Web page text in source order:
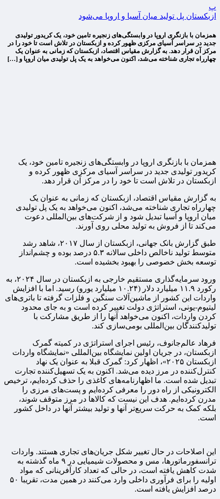
پ
ازبکستان پل تولید میان آسیا و اروپا می‌شود
همزمان با بازنگری اروپا در وابستگی‌های زنجیره تامین خود، یک کریدور تولیدی
جدید در سراسر آسیای مرکزی ظهور کرده و ازبکستان در تلاش است تا خود را در
مرکز آن قرار دهد. به گزارش مقیاس اقتصاد، ازبکستان که زمانی به عنوان یک
چهارراه تجاری شناخته می‌شد، اکنون می‌خواهد به یک پل تولیدی میان اروپا و […]
همزمان با بازنگری اروپا در وابستگی‌های زنجیره تامین خود، یک
کریدور تولیدی جدید در سراسر آسیای مرکزی ظهور کرده و
ازبکستان در تلاش است تا خود را در مرکز آن قرار دهد.
به گزارش مقیاس اقتصاد، ازبکستان که زمانی به عنوان یک
چهارراه تجاری شناخته می‌شد، اکنون می‌خواهد به یک پل تولیدی
میان اروپا و آسیا تبدیل شود و از شرکت‌های بین‌المللی دعوت
می‌کند تا از فروش به تولید محلی روی آورند.
طبق گزارش بانک جهانی، ازبکستان از سال ۲۰۱۷، شاهد رشد
متوسط ‌تولید ناخالص داخلی سالانه ۵.۳ درصد بوده و چشم‌انداز
توسعه بخش خصوصی را بهبود بخشیده است.
ورود سرمایه‌گذاری مستقیم خارجی به ازبکستان در سال ۲۰۲۴، به
رکورد ۱۱.۹ میلیارد دلار (۱۰.۲۴ میلیارد یورو) رسید. اما با افزایش
واردات این کشور از ماشین‌آلات سنگین و فلزات گرفته تا باتری‌های
لیتیوم-یونی، استراتژی دولت تغییر کرده است و به جای محدود
کردن واردات، اکنون می‌خواهد آنها را از طریق مشارکت با
تولیدکنندگان بین‌المللی بومی‌سازی کند.
فرهاد عالم‌جانوف، رئیس اجرای استراتژی در کمیته گمرک
ازبکستان، در جریان اولین نمایشگاه بین‌المللی «نمایشگاه واردات
ازبکستان ۲۰۲۵»، اظهار کرد: گمرک قبلا به عنوان یک نهاد
کنترل‌کننده در مرز دیده می‌شد. اکنون به یک تسهیل‌کننده تجارت
تبدیل شده است. ما اظهارنامه‌های کاغذی را حذف کرده‌ایم، ترخیص
الکترونیکی از راه دور را معرفی کرده‌ایم و پست‌های مرزی را
مدرن کرده‌ایم. هدف این نیست که کالاها در مرز متوقف شوند،
بلکه کمک به حرکت سریع‌تر آنها و تولید بیشتر آنها در داخل کشور
است.
این اصلاحات در حال تغییر شکل جریان‌های تجاری هستند. واردات
ترانسفورماتورها، مس و محصولات شیمیایی در ۹ ماه گذشته به
شدت کاهش یافته است، در حالی که تعداد کارآفرینانی که مواد
اولیه را برای فرآوری داخلی وارد می‌کنند در همین مدت، تقریبا ۵۰
درصد افزایش یافته است.